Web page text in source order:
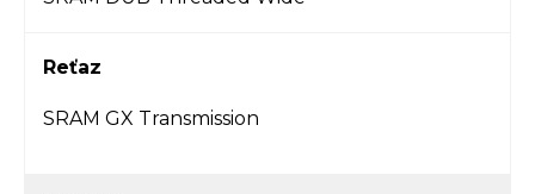
Reťaz
SRAM GX Transmission